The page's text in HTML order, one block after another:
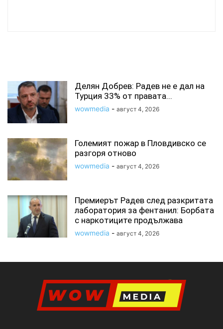
Делян Добрев: Радев не е дал на
Турция 33% от правата...
wowmedia - август 4, 2026
Големият пожар в Пловдивско се
разгоря отново
wowmedia - август 4, 2026
Премиерът Радев след разкритата
лаборатория за фентанил: Борбата
с наркотиците продължава
wowmedia - август 4, 2026